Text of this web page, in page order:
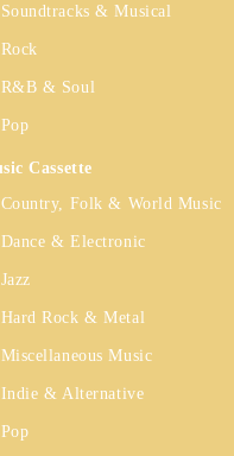
Soundtracks & Musical
Rock
R&B & Soul
Pop
Cassette
Country, Folk & World Music
Dance & Electronic
Jazz
Hard Rock & Metal
Miscellaneous Music
Indie & Alternative
Pop